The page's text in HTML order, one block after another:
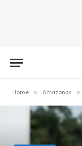
Home » Amazonas »